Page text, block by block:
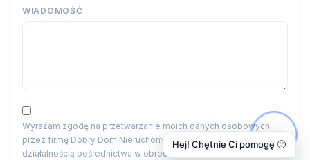
WIADOMOŚĆ
Wyrażam zgodę na przetwarzanie moich danych osobowych
przez firmę Dobry Dom Nieruchomości dla celów związanych z
działalnością pośrednictwa w obrocie nieruchomościami,
Hej! Chętnie Ci pomogę 🙂